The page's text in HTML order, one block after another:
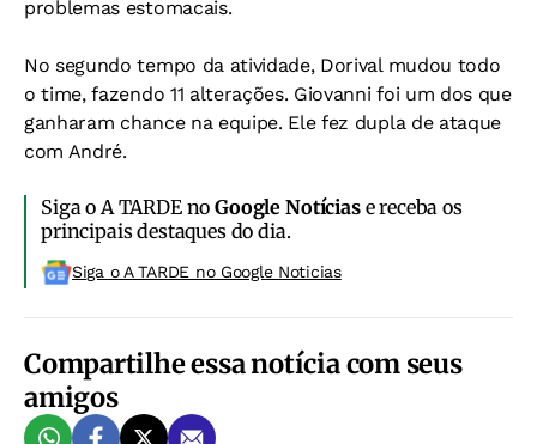
problemas estomacais.
No segundo tempo da atividade, Dorival mudou todo
o time, fazendo 11 alterações. Giovanni foi um dos que
ganharam chance na equipe. Ele fez dupla de ataque
com André.
Siga o A TARDE noGoogle Notíciase receba os
principais destaques do dia.
Siga o A TARDE no Google Noticias
Compartilhe essa notícia com seus
amigos